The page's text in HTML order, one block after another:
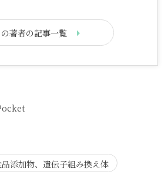
の著者の記事一覧
添加物、遺伝子組み換え体